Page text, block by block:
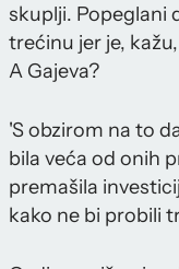
skuplji. Popeglani
trećinu jer je,
A Gajeva?
'S obzirom na to
bila veća od onih
premašila
kako ne bi probili